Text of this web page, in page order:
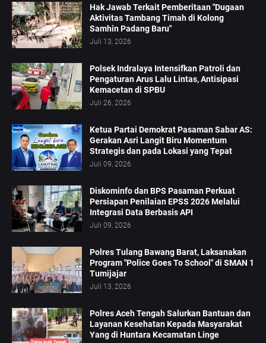
Hak Jawab Terkait Pemberitaan "Dugaan
Aktivitas Tambang Timah di Kolong
Samhin Padang Baru"
Juli 13, 2026
Polsek Indralaya Intensifkan Patroli dan
Pengaturan Arus Lalu Lintas, Antisipasi
Kemacetan di SPBU
Juli 26, 2026
Ketua Partai Demokrat Pasaman Sabar AS:
Gerakan Asri Langit Biru Momentum
Strategis dan pada Lokasi yang Tepat
Juli 09, 2026
Diskominfo dan BPS Pasaman Perkuat
Persiapan Penilaian EPSS 2026 Melalui
Integrasi Data Berbasis API
Juli 09, 2026
Polres Tulang Bawang Barat, Laksanakan
Program "Police Goes To School" di SMAN 1
Tumijajar
Juli 13, 2026
Polres Aceh Tengah Salurkan Bantuan dan
Layanan Kesehatan Kepada Masyarakat
Yang di Huntara Kecamatan Linge